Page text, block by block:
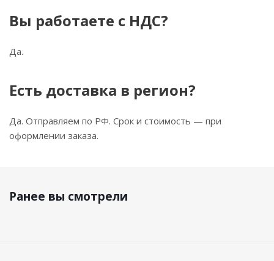
Вы работаете с НДС?
Да.
Есть доставка в регион?
Да. Отправляем по РФ. Срок и стоимость — при
оформлении заказа.
Ранее вы смотрели